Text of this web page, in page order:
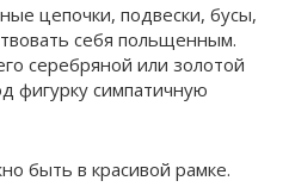
цепочки, подвески, бусы,
себя польщенным.
серебряной или золотой
фигурку симпатичную
быть в красивой рамке.